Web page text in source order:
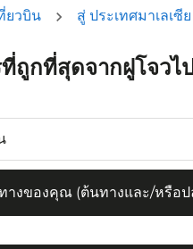
ยวบิน สู่ ประเทศมาเลเซีย
ถูกที่สุดจากฝูโจวไ
างของคุณ (ต้นทางและ/หรือ
งของคุณ (ต้นทางและ/หรือป